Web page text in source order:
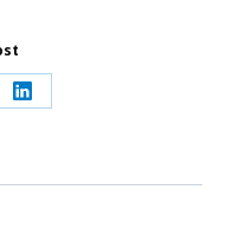
Share
LinkedIn